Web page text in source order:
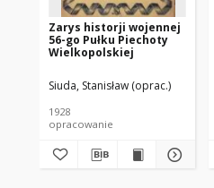
Zarys historji wojennej
56-go Pułku Piechoty
Wielkopolskiej
Siuda, Stanisław (oprac.)
1928
opracowanie